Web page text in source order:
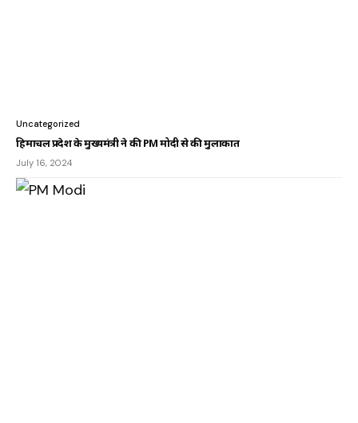
Uncategorized
हिमाचल प्रदेश के मुख्यमंत्री ने की PM मोदी से की मुलाकात
July 16, 2024